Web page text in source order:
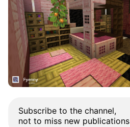
Subscribe to the channel,
not to miss new publications